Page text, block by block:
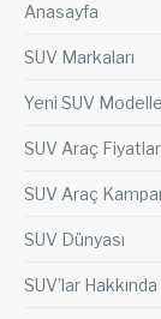
Anasayfa
SUV Markaları
Yeni SUV
SUV Araç
SUV Araç
SUV Dünyası
SUV’lar